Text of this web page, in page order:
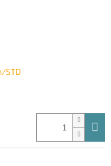
STD